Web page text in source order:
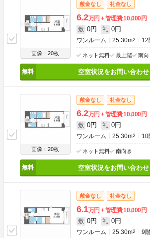
画像：20枚
敷金なし 礼金なし
6.2万円 管理費10,000円
敷 0円 礼 0円
ワンルーム 25.30m2 12
ネット無料 最上階 南向
空室状況をお問い合わせ
画像：20枚
敷金なし 礼金なし
6.2万円 管理費10,000円
敷 0円 礼 0円
ワンルーム 25.30m2 10
ネット無料 南向き
空室状況をお問い合わせ
敷金なし 礼金なし
6.1万円 管理費10,000円
敷 0円 礼 0円
ワンルーム 25.30m2 9